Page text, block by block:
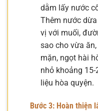
dằm lấy nước
Thêm nước
vị với muối,
sao cho vừa
mặn, ngọt hài
nhỏ khoảng
liệu hòa quyện.
Bước 3: Hoàn thiện